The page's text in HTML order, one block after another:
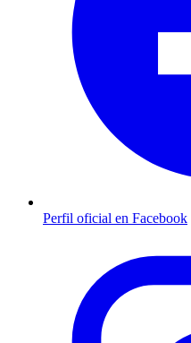
Perfil oficial en Facebook